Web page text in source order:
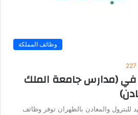
وظائف المملكة
227
في (مدارس جامعة الملك
والمعادن بالظهران توفر وظائف